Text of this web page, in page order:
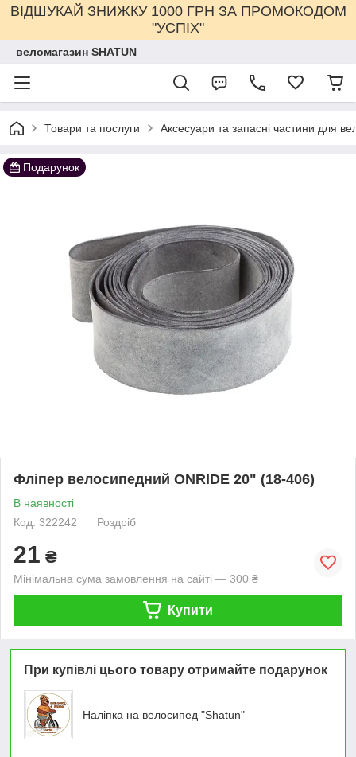
ВІДШУКАЙ ЗНИЖКУ 1000 ГРН ЗА ПРОМОКОДОМ
"УСПІХ"
веломагазин SHATUN
Товари та послуги Аксесуари та запасні частини для
Подарунок
Фліпер велосипедний ONRIDE 20" (18-406)
В наявності
Код: 322242
Роздріб
21 ₴
Мінімальна сума замовлення на сайті — 300 ₴
Купити
При купівлі цього товару отримайте подарунок
Наліпка на велосипед "Shatun"